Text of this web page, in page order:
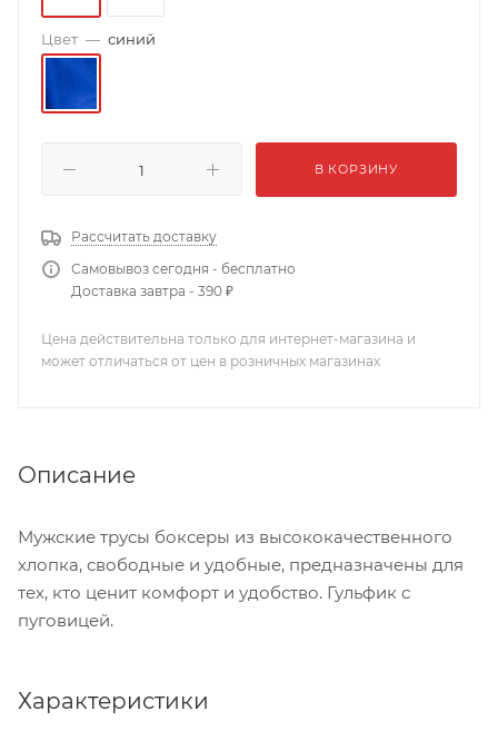
Цвет — синий
В КОРЗИНУ
Рассчитать доставку
Самовывоз сегодня - бесплатно
Доставка завтра - 390 ₽
Цена действительна только для интернет-магазина и
может отличаться от цен в розничных магазинах
Описание
Мужские трусы боксеры из высококачественного
хлопка, свободные и удобные, предназначены для
тех, кто ценит комфорт и удобство. Гульфик с
пуговицей.
Характеристики